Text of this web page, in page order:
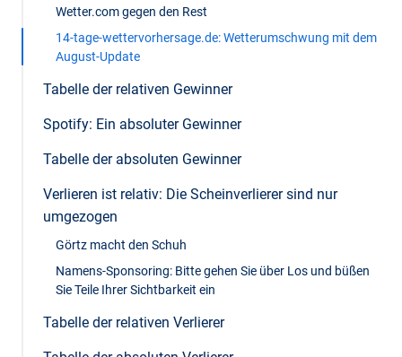
Wetter.com gegen den Rest
14-tage-wettervorhersage.de: Wetterumschwung mit dem
August-Update
Tabelle der relativen Gewinner
Spotify: Ein absoluter Gewinner
Tabelle der absoluten Gewinner
Verlieren ist relativ: Die Scheinverlierer sind nur
umgezogen
Görtz macht den Schuh
Namens-Sponsoring: Bitte gehen Sie über Los und büßen
Sie Teile Ihrer Sichtbarkeit ein
Tabelle der relativen Verlierer